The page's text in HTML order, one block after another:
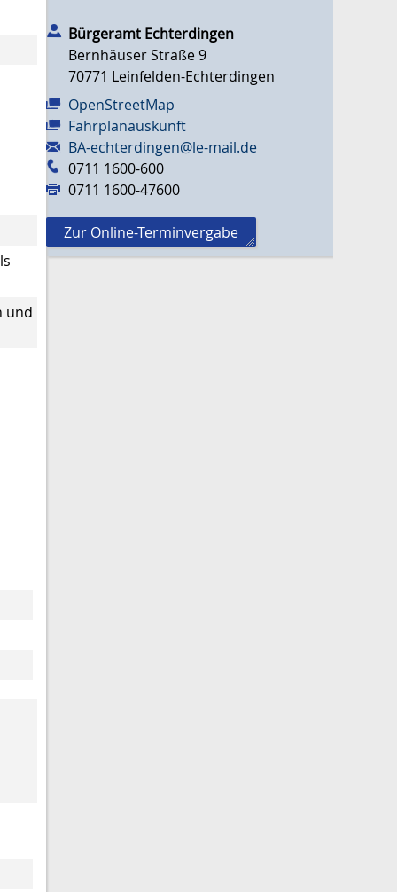
und
Bürgeramt Echterdingen
Bernhäuser Straße 9
70771 Leinfelden-Echterdingen
OpenStreetMap
Fahrplanauskunft
BA-echterdingen@le-mail.de
0711 1600-600
0711 1600-47600
Zur Online-Terminvergabe